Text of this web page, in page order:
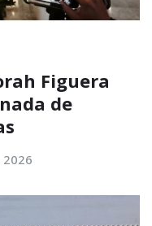
Figuera
de
2026